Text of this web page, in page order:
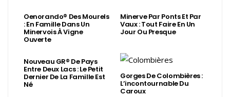
Oenorando® Des Mourels
: En Famille Dans Un
Minervois À Vigne
Ouverte
Minerve Par Ponts Et Par
Vaux : Tout Faire En Un
Jour Ou Presque
Nouveau GR® De Pays
Entre Deux Lacs : Le Petit
Dernier De La Famille Est
Né
Gorges De Colombières :
L’incontournable Du
Caroux